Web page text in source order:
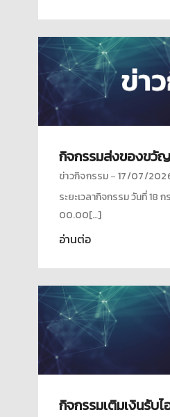
กิจกรรมส่งของขวัญ
ข่าวกิจกรรม
17/07/
ระยะเวลากิจกรรม วันที่ 18
00.00[…]
อ่านต่อ
กิจกรรมเติมเงินรับไ